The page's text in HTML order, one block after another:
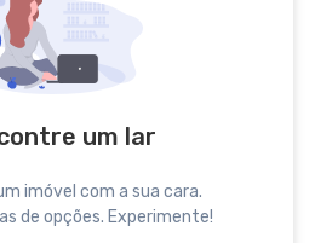
um lar
imóvel com a sua cara.
de opções. Experimente!